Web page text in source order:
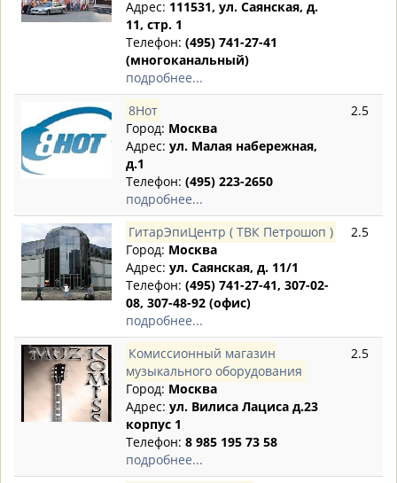
Адрес: 111531, ул. Саянская, д.
11, стр. 1
Телефон: (495) 741-27-41
(многоканальный)
подробнее...
8Нот
Город: Москва
Адрес: ул. Малая набережная,
д.1
Телефон: (495) 223-2650
подробнее...
2.5
ГитарЭпиЦентр ( ТВК Петрошоп )
Город: Москва
Адрес: ул. Саянская, д. 11/1
Телефон: (495) 741-27-41, 307-02-
08, 307-48-92 (офис)
подробнее...
2.5
Комиссионный магазин
музыкального оборудования
Город: Москва
Адрес: ул. Вилиса Лациса д.23
корпус 1
Телефон: 8 985 195 73 58
подробнее...
2.5